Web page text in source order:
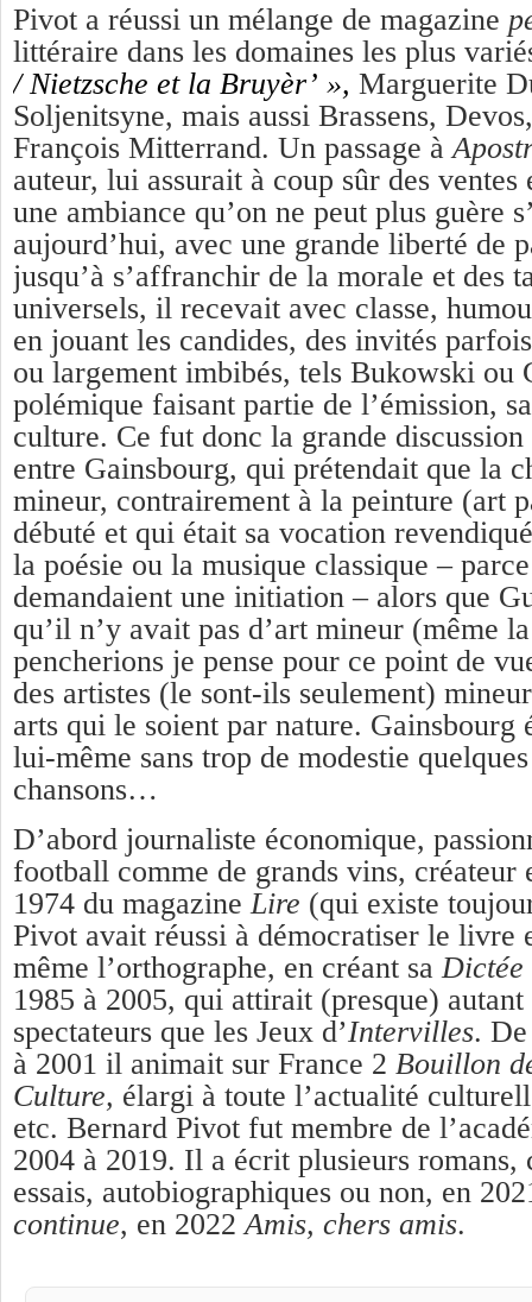
Pivot a réussi un mélange de magazine
littéraire dans les domaines les plus
/ Nietzsche et la Bruyèr’ », Marguerite
Soljenitsyne, mais aussi Brassens,
François Mitterrand. Un passage à
auteur, lui assurait à coup sûr des
une ambiance qu’on ne peut plus guère
aujourd’hui, avec une grande liberté de
jusqu’à s’affranchir de la morale et des
universels, il recevait avec classe,
en jouant les candides, des invités
ou largement imbibés, tels Bukowski ou
polémique faisant partie de l’émission,
culture. Ce fut donc la grande
entre Gainsbourg, qui prétendait que la
mineur, contrairement à la peinture (art
débuté et qui était sa vocation
la poésie ou la musique classique –
demandaient une initiation – alors que
qu’il n’y avait pas d’art mineur (même
pencherions je pense pour ce point de
des artistes (le sont-ils seulement)
arts qui le soient par nature. Gainsbourg
lui-même sans trop de modestie
chansons…
D’abord journaliste économique,
football comme de grands vins, créateur
1974 du magazine Lire (qui existe
Pivot avait réussi à démocratiser le livre
même l’orthographe, en créant sa Dictée
1985 à 2005, qui attirait (presque) autant
spectateurs que les Jeux d’Intervilles.
à 2001 il animait sur France 2 Bouillon
Culture, élargi à toute l’actualité
etc. Bernard Pivot fut membre de
2004 à 2019. Il a écrit plusieurs romans,
essais, autobiographiques ou non, en
continue, en 2022 Amis, chers amis.